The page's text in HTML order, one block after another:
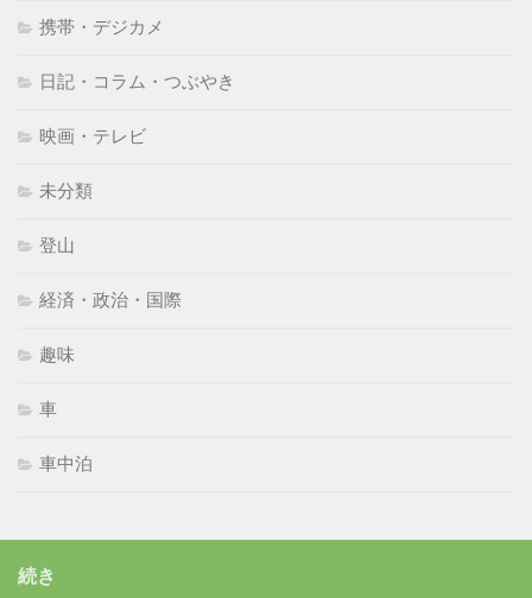
携帯・デジカメ
日記・コラム・つぶやき
映画・テレビ
未分類
登山
経済・政治・国際
趣味
車
車中泊
続き